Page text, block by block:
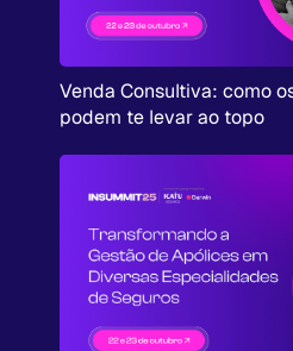
Venda Consultiva: como
podem te levar ao topo